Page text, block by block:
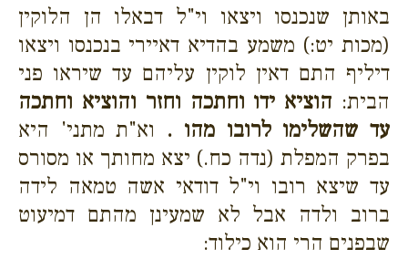
באותן שנכנסו ויצאו וי"ל דבאלו הן הלוקין
(מכות יט:) משמע בהדיא דאיירי בנכנסו ויצאו
דיליף התם דאין לוקין עליהם עד שיראו פני
הבית: הוציא ידו וחתכה וחזר והוציא וחתכה
עד שהשלימו לרובו מהו . וא"ת מתני' היא
בפרק המפלת (נדה כח.) יצא מחותך או מסורס
עד שיצא רובו וי"ל דודאי אשה טמאה לידה
ברוב ולדה אבל לא שמעינן מהתם דמיעוט
שבפנים הרי הוא כילוד: